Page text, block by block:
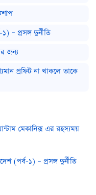
– প্রসঙ্গ দুর্নীতি
জন্য
প্রফিট না থাকলে তাকে
মেকানিক্স এর রহস্যময়
(পর্ব-১) – প্রসঙ্গ দুর্নীতি